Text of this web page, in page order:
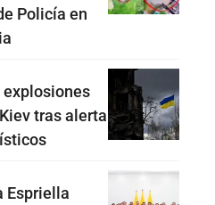
Policía en
explosiones
tras alerta
Espriella